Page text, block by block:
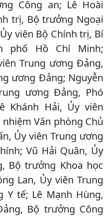
Công an; Lê Hoài
trị, Bộ trưởng Ngoại
viên Bộ Chính trị, Bí
phố Hồ Chí Minh;
Trung ương Đảng,
ương Đảng; Nguyễn
ương Đảng, Phó
Khánh Hải, Ủy viên
Văn phòng Chủ
Ủy viên Trung ương
Vũ Hải Quân, Ủy
Bộ trưởng Khoa học
Lan, Ủy viên Trung
tế; Lê Mạnh Hùng,
Bộ trưởng Công